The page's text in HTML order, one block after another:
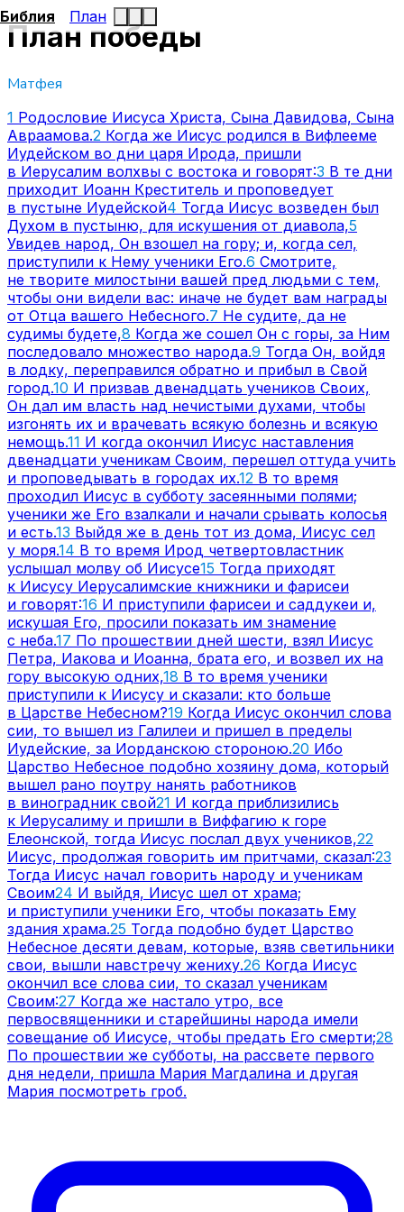
План победы
Библия План
Матфея
1 Родословие Иисуса Христа, Сына Давидова, Сына
Авраамова.2 Когда же Иисус родился в Вифлееме
Иудейском во дни царя Ирода, пришли
в Иерусалим волхвы с востока и говорят:3 В те дни
приходит Иоанн Креститель и проповедует
в пустыне Иудейской4 Тогда Иисус возведен был
Духом в пустыню, для искушения от диавола,5
Увидев народ, Он взошел на гору; и, когда сел,
приступили к Нему ученики Его.6 Смотрите,
не творите милостыни вашей пред людьми с тем,
чтобы они видели вас: иначе не будет вам награды
от Отца вашего Небесного.7 Не судите, да не
судимы будете,8 Когда же сошел Он с горы, за Ним
последовало множество народа.9 Тогда Он, войдя
в лодку, переправился обратно и прибыл в Свой
город.10 И призвав двенадцать учеников Своих,
Он дал им власть над нечистыми духами, чтобы
изгонять их и врачевать всякую болезнь и всякую
немощь.11 И когда окончил Иисус наставления
двенадцати ученикам Своим, перешел оттуда учить
и проповедывать в городах их.12 В то время
проходил Иисус в субботу засеянными полями;
ученики же Его взалкали и начали срывать колосья
и есть.13 Выйдя же в день тот из дома, Иисус сел
у моря.14 В то время Ирод четвертовластник
услышал молву об Иисусе15 Тогда приходят
к Иисусу Иерусалимские книжники и фарисеи
и говорят:16 И приступили фарисеи и саддукеи и,
искушая Его, просили показать им знамение
с неба.17 По прошествии дней шести, взял Иисус
Петра, Иакова и Иоанна, брата его, и возвел их на
гору высокую одних,18 В то время ученики
приступили к Иисусу и сказали: кто больше
в Царстве Небесном?19 Когда Иисус окончил слова
сии, то вышел из Галилеи и пришел в пределы
Иудейские, за Иорданскою стороною.20 Ибо
Царство Небесное подобно хозяину дома, который
вышел рано поутру нанять работников
в виноградник свой21 И когда приблизились
к Иерусалиму и пришли в Виффагию к горе
Елеонской, тогда Иисус послал двух учеников,22
Иисус, продолжая говорить им притчами, сказал:23
Тогда Иисус начал говорить народу и ученикам
Своим24 И выйдя, Иисус шел от храма;
и приступили ученики Его, чтобы показать Ему
здания храма.25 Тогда подобно будет Царство
Небесное десяти девам, которые, взяв светильники
свои, вышли навстречу жениху.26 Когда Иисус
окончил все слова сии, то сказал ученикам
Своим:27 Когда же настало утро, все
первосвященники и старейшины народа имели
совещание об Иисусе, чтобы предать Его смерти;28
По прошествии же субботы, на рассвете первого
дня недели, пришла Мария Магдалина и другая
Мария посмотреть гроб.